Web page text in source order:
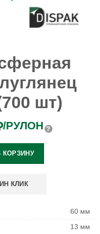
шт)
/РУЛОН
КОРЗИНУ
КЛИК
60 мм
13 мм